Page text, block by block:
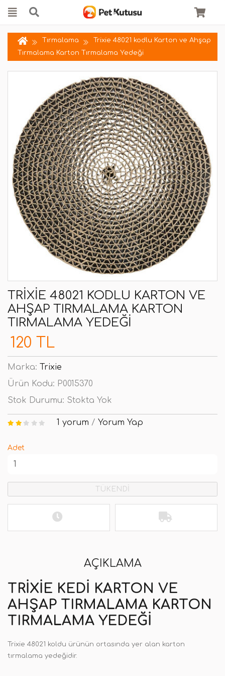
Tırmalama
Trixie 48021 kodlu Karton ve Ahşap
Tırmalama Karton Tırmalama Yedeği
TRIXIE 48021 KODLU KARTON VE
AHŞAP TIRMALAMA KARTON
TIRMALAMA YEDEĞI
120 TL
Marka: Trixie
Ürün Kodu: P0015370
Stok Durumu: Stokta Yok
1 yorum / Yorum Yap
Adet
TÜKENDİ
AÇIKLAMA
TRIXIE KEDI KARTON VE
AHŞAP TIRMALAMA KARTON
TIRMALAMA YEDEĞI
Trixie 48021 koldu ürünün ortasında yer alan karton
tırmalama yedeğidir.